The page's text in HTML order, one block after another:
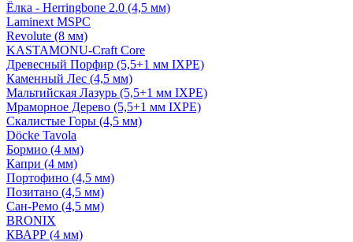
Ёлка - Herringbone 2.0 (4,5 мм)
Laminext MSPC
Revolute (8 мм)
KASTAMONU-Craft Core
Древесный Порфир (5,5+1 мм IXPE)
Каменный Лес (4,5 мм)
Мальтийская Лазурь (5,5+1 мм IXPE)
Мраморное Дерево (5,5+1 мм IXPE)
Скалистые Горы (4,5 мм)
Döcke Tavola
Бормио (4 мм)
Капри (4 мм)
Портофино (4,5 мм)
Позитано (4,5 мм)
Сан-Ремо (4,5 мм)
BRONIX
КВАРР (4 мм)